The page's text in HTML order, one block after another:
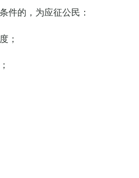
件的，为应征公民：
；